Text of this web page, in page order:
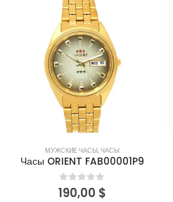
МУЖСКИЕ ЧАСЫ,ЧАСЫ
Часы ORIENT FAB00001P9
0out of 5
190,00 $